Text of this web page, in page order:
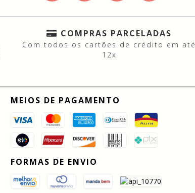
COMPRAS PARCELADAS
Com todos os cartões de crédito em até
12x
MEIOS DE PAGAMENTO
FORMAS DE ENVIO